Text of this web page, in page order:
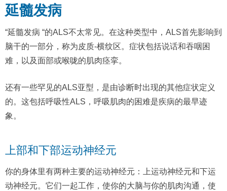
延髓发病
“延髓发病 “的ALS不太常见。在这种类型中，ALS首先影响到
脑干的一部分，称为皮质-横纹区。症状包括说话和吞咽困
难，以及面部或喉咙的肌肉痉挛。
还有一些罕见的ALS亚型，是由诊断时出现的其他症状定义
的。这包括呼吸性ALS，呼吸肌肉的困难是疾病的最早迹
象。
上部和下部运动神经元
你的身体里有两种主要的运动神经元：上运动神经元和下运
动神经元。它们一起工作，使你的大脑与你的肌肉沟通，使